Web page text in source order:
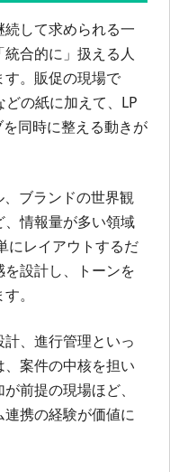
して求められる一
合的に」扱える人
。販促の現場で
の紙に加えて、LP
同時に整える動きが
ブランドの世界観
情報量が多い領域
にレイアウトするだ
設計し、トーンを
。
、進行管理といっ
案件の中核を担い
前提の現場ほど、
携の経験が価値に